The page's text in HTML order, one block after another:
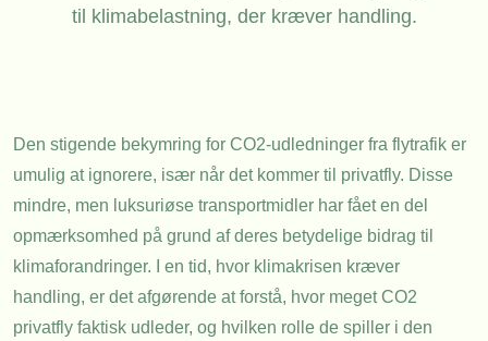
til klimabelastning, der kræver handling.
Den stigende bekymring for CO2-udledninger fra flytrafik er
umulig at ignorere, især når det kommer til privatfly. Disse
mindre, men luksuriøse transportmidler har fået en del
opmærksomhed på grund af deres betydelige bidrag til
klimaforandringer. I en tid, hvor klimakrisen kræver
handling, er det afgørende at forstå, hvor meget CO2
privatfly faktisk udleder, og hvilken rolle de spiller i den